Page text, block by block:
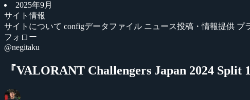
2025年9月
サイト情報
サイトについて configデータファイル ニュース投稿・情報提供 プ
フォロー
@negitaku
『VALORANT Challengers Japan 2024